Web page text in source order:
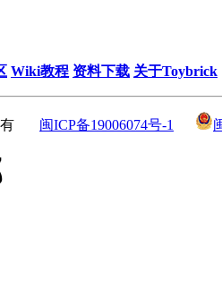
Wiki教程 资料下载 关于Toybrick
有 闽ICP备19006074号-1